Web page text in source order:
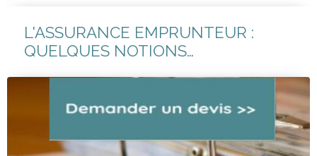
L'ASSURANCE EMPRUNTEUR :
QUELQUES NOTIONS